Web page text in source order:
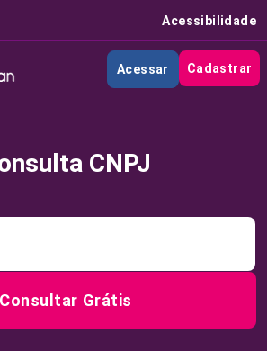
Acessibilidade
Acessar Cadastrar
CNPJ
Consultar Grátis